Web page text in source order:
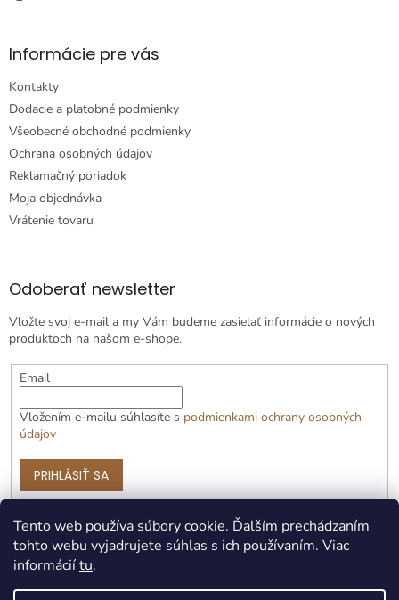
Tento web používa súbory cookie. Ďalším prechádzaním
tohto webu vyjadrujete súhlas s ich používaním. Viac
informáciítu.
Informácie pre vás
Kontakty
Dodacie a platobné podmienky
Všeobecné obchodné podmienky
Ochrana osobných údajov
Reklamačný poriadok
Moja objednávka
Vrátenie tovaru
Odoberať newsletter
Vložte svoj e-mail a my Vám budeme zasielať informácie o nových
produktoch na našom e-shope.
Email
Vložením e-mailu súhlasíte s podmienkami ochrany osobných
údajov
PRIHLÁSIŤ SA